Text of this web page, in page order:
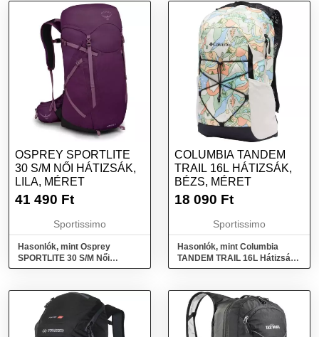
OSPREY SPORTLITE
30 S/M NŐI HÁTIZSÁK,
LILA, MÉRET
41 490 Ft
Sportissimo
Hasonlók, mint Osprey
SPORTLITE 30 S/M Női
hátizsák, lila, méret
COLUMBIA TANDEM
TRAIL 16L HÁTIZSÁK,
BÉZS, MÉRET
18 090 Ft
Sportissimo
Hasonlók, mint Columbia
TANDEM TRAIL 16L Hátizsák,
bézs, méret